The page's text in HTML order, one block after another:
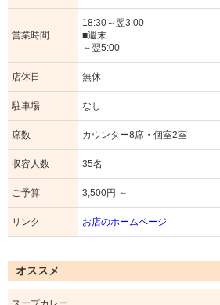
営業時間
18:30～翌3:00
■週末
～翌5:00
店休日 無休
駐車場 なし
席数 カウンター8席・個室2室
収容人数 35名
ご予算 3,500円 ～
リンク お店のホームページ
オススメ